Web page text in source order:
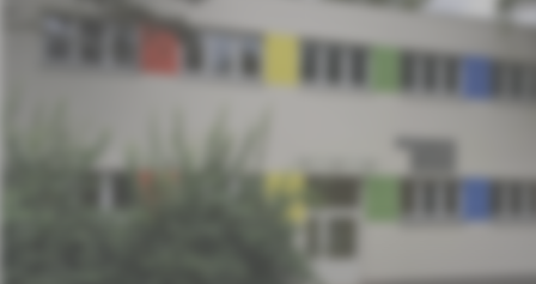
PŘÍPRAVA NA PŘIJÍMAČKY
DŮLEŽITÉ TERMÍNY
REFERÁTY A SEMINÁRKY